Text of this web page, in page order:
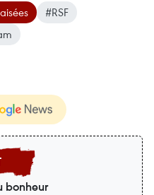
#RSF
bonheur